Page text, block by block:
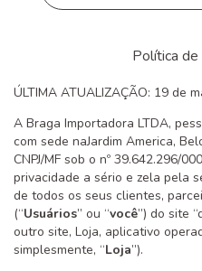
Política de
ÚLTIMA ATUALIZAÇÃO: 19 de
A Braga Importadora LTDA,
com sede naJardim America,
CNPJ/MF sob o nº 39.642.296/
privacidade a sério e zela pela
de todos os seus clientes,
(“Usuários” ou “você”) do site
outro site, Loja, aplicativo
simplesmente, “Loja”).